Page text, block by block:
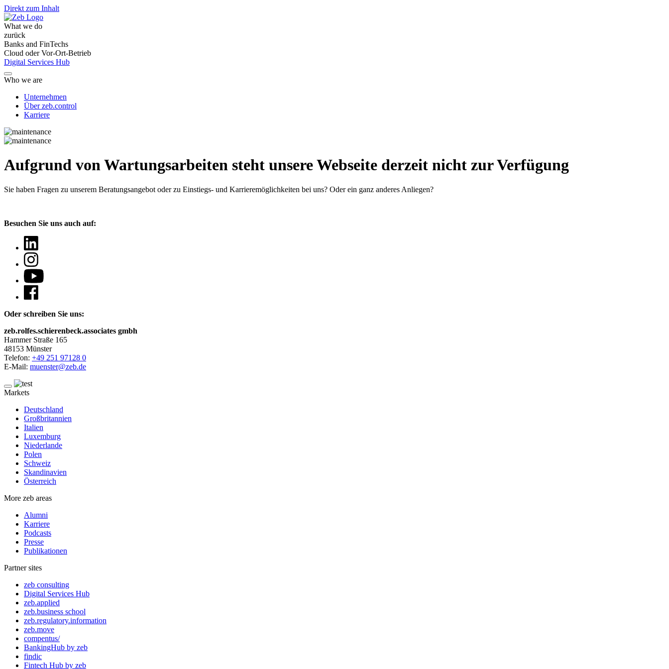
Direkt zum Inhalt
What we do
zurück
Banks and FinTechs
Cloud oder Vor-Ort-Betrieb
Digital Services Hub
Who we are
Unternehmen
Über zeb.control
Karriere
Aufgrund von Wartungsarbeiten steht unsere Webseite derzeit nicht zur Verfügung
Sie haben Fragen zu unserem Beratungsangebot oder zu Einstiegs- und Karrieremöglichkeiten bei uns? Oder ein ganz anderes Anliegen?
Besuchen Sie uns auch auf:
Oder schreiben Sie uns:
zeb.rolfes.schierenbeck.associates gmbh
Hammer Straße 165
48153 Münster
Telefon: +49 251 97128 0
E-Mail: muenster@zeb.de
Markets
Deutschland
Großbritannien
Italien
Luxemburg
Niederlande
Polen
Schweiz
Skandinavien
Österreich
More zeb areas
Alumni
Karriere
Podcasts
Presse
Publikationen
Partner sites
zeb consulting
Digital Services Hub
zeb.applied
zeb.business school
zeb.regulatory.information
zeb.move
compentus/
BankingHub by zeb
findic
Fintech Hub by zeb